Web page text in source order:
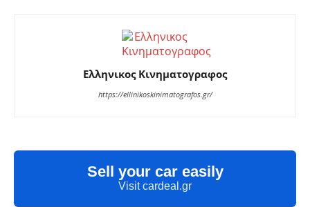
Ελληνικος Κινηματογραφος
https://ellinikoskinimatografos.gr/
Sell your car easily
Visit cardeal.gr